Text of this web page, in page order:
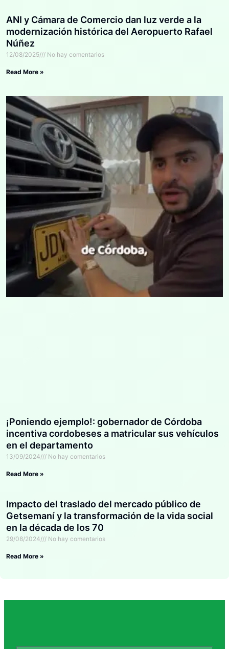
ANI y Cámara de Comercio dan luz verde a la
modernización histórica del Aeropuerto Rafael
Núñez
12/08/2025 No hay comentarios
Read More »
¡Poniendo ejemplo!: gobernador de Córdoba
incentiva cordobeses a matricular sus vehículos
en el departamento
13/09/2024 No hay comentarios
Read More »
Impacto del traslado del mercado público de
Getsemaní y la transformación de la vida social
en la década de los 70
29/08/2024 No hay comentarios
Read More »